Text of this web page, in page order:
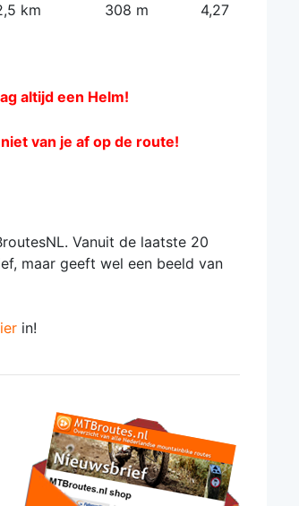
km 308 m 4,27
altijd een Helm!
van je af op de route!
Vanuit de laatste 20
maar geeft wel een beeld van
in!